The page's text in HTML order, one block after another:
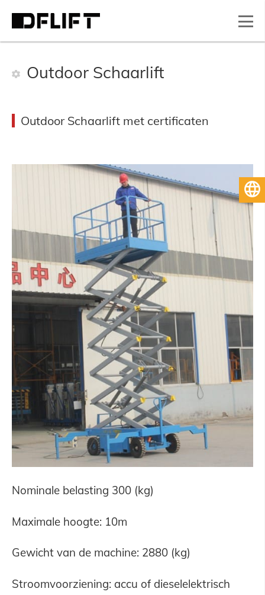
Outdoor Schaarlift
Outdoor Schaarlift met certificaten
Nominale belasting 300 (kg)
Maximale hoogte: 10m
Gewicht van de machine: 2880 (kg)
Stroomvoorziening: accu of dieselelektrisch
Nederlands